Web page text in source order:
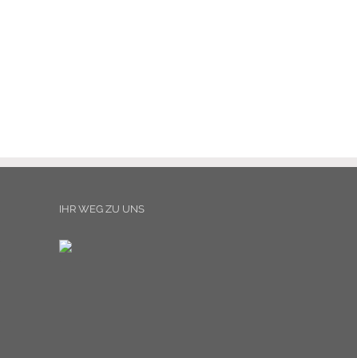
IHR WEG ZU UNS